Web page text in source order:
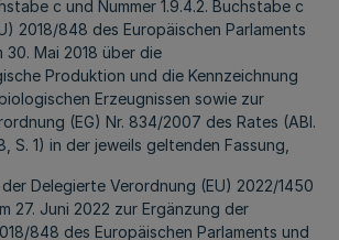
c und Nummer 1.9.4.2. Buchstabe c
2018/848 des Europäischen Parlaments
30. Mai 2018 über die
Produktion und die Kennzeichnung
Erzeugnissen sowie zur
(EG) Nr. 834/2007 des Rates (ABl.
S. 1) in der jeweils geltenden Fassung,
Delegierte Verordnung (EU) 2022/1450
27. Juni 2022 zur Ergänzung der
848 des Europäischen Parlaments und